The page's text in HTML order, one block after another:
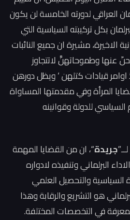
العراقي لدورته الخامسة لن يكون
بكل تركيبته السياسية التي
الاخيرة، مشيرة ان جميع النائبات
عنها وطموحاتهنَّ لاتتجاوز
اوامر قيادات كتلهن ‘ ويظل دورهن
المرأة وفي مقدمتها المساواة
للدولة وقوانينه
جريدة“، ان من القضايا المهمة
البرلماني وتنفيذه لادواره
السياسية والتحصيل العلمي
هو التشريع والرقابة وهذا
في التخصصات المختلفة.